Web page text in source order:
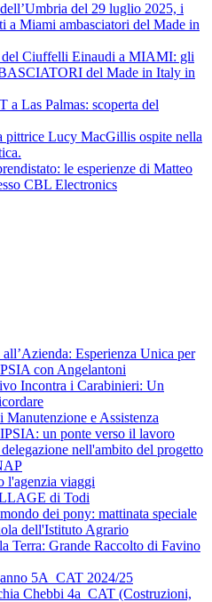
del 29 luglio 2025, i
a Miami ambasciatori del Made in
del Ciuffelli Einaudi a MIAMI: gli
del Made in Italy in
a Las Palmas: scoperta del
pittrice Lucy MacGillis ospite nella
le esperienze di Matteo
CBL Electronics
Esperienza Unica per
con Angelantoni
Incontra i Carabinieri: Un
Manutenzione e Assistenza
un ponte verso il lavoro
nell'ambito del progetto
l'agenzia viaggi
di Todi
dei pony: mattinata speciale
dell'Istituto Agrario
Terra: Grande Raccolto di Favino
5A_CAT 2024/25
Chebbi 4a_CAT (Costruzioni,